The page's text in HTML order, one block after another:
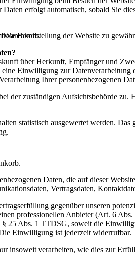
Warenkorb.
erfolgt automatisch, sobald Sie
Bereitstellung der Website zu
über Herkunft, Empfänger und
Einwilligung zur
Ihrer personenbezogenen
der zuständigen Aufsichtsbehörde
statistisch ausgewertet werden.
Daten, die auf dieser
Vertragsdaten,
gegenüber unseren
professionellen Anbieter (Art. 6
25 Abs. 1 TTDSG, soweit die
Einwilligung ist jederzeit widerrufbar.
insoweit verarbeiten, wie dies zur